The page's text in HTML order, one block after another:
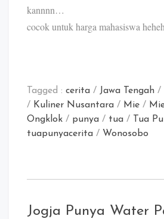
kannnn…
cocok untuk harga mahasiswa
Tagged : cerita / Jawa Tengah /
/ Kuliner Nusantara / Mie /
Ongklok / punya / tua / Tua
tuapunyacerita / Wonosobo
Jogja Punya Water